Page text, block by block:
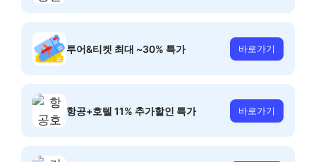
투어&티켓 최대 ~30% 특가 바로가기
항공+호텔 11% 추가할인 특가 바로가기